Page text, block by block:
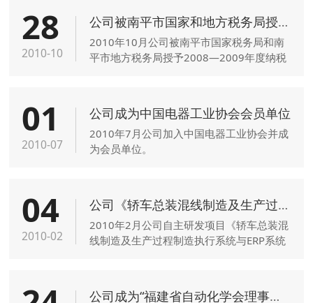
28
2010-10
公司被南平市国家和地方税务局授予纳税信用A级单位
2010年10月公司被南平市国家税务局和南
平市地方税务局授予2008—2009年度纳税
01
2010-07
公司成为中国电器工业协会会员单位
2010年7月公司加入中国电器工业协会并成
为会员单位。
04
2010-02
公司《轿车总装混线制造及生产过程制造执行系统与ERP系统集成的应用》获南平市科技进步三等奖
2010年2月公司自主研发项目《轿车总装混
线制造及生产过程制造执行系统与ERP系统
公司成为“福建省自动化学会理事单位”